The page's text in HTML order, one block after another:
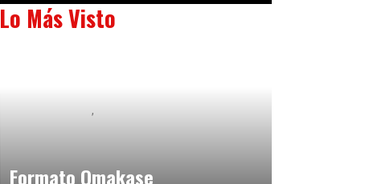
Lo Más Visto
Formato Omakase